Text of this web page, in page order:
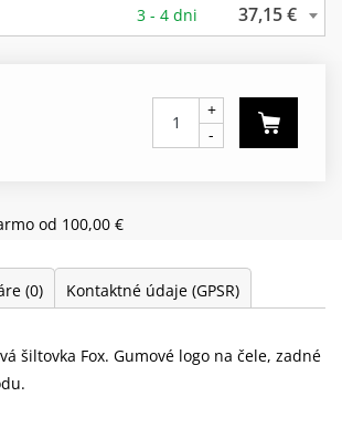
3 - 4 dni 37,15 €
+
-
od 100,00 €
(0) Kontaktné údaje (GPSR)
šiltovka Fox. Gumové logo na čele, zadné